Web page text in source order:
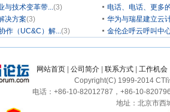
与技术变革带...(3)
电话、电话、更多
决方案(3)
华为与瑞星建立云
作（UC&C）解...(3) 金伦企呼云呼叫中
网站首页 公司简介 联系方式 工作机会
Copyright(C) 1999-2014 CTI
电话：+86-10-82012787，+86-10-
地址：北京市西